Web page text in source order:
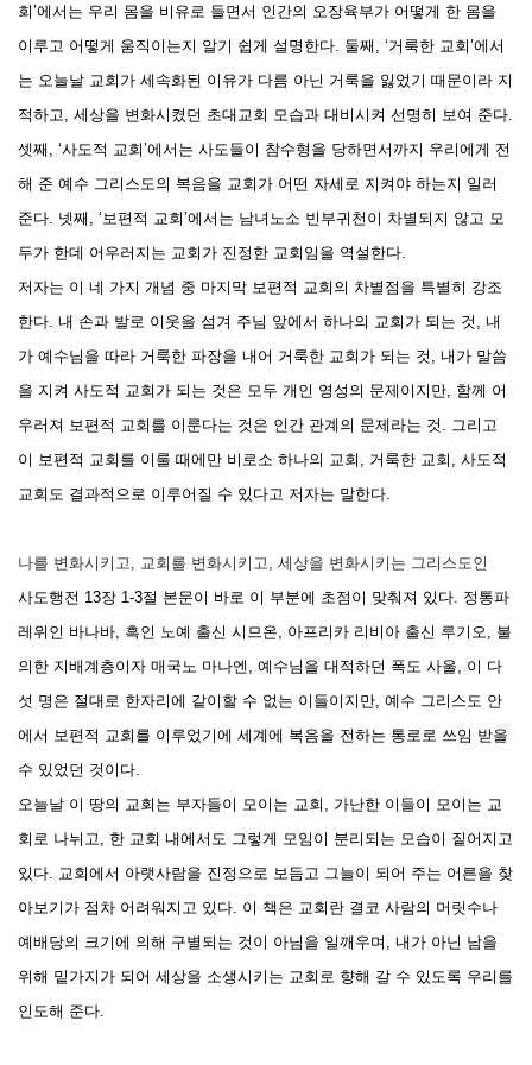
회’에서는 우리 몸을 비유로 들면서 인간의 오장육부가 어떻게 한 몸을
이루고 어떻게 움직이는지 알기 쉽게 설명한다. 둘째, ‘거룩한 교회’에서
는 오늘날 교회가 세속화된 이유가 다름 아닌 거룩을 잃었기 때문이라 지
적하고, 세상을 변화시켰던 초대교회 모습과 대비시켜 선명히 보여 준다.
셋째, ‘사도적 교회’에서는 사도들이 참수형을 당하면서까지 우리에게 전
해 준 예수 그리스도의 복음을 교회가 어떤 자세로 지켜야 하는지 일러
준다. 넷째, ‘보편적 교회’에서는 남녀노소 빈부귀천이 차별되지 않고 모
두가 한데 어우러지는 교회가 진정한 교회임을 역설한다.
저자는 이 네 가지 개념 중 마지막 보편적 교회의 차별점을 특별히 강조
한다. 내 손과 발로 이웃을 섬겨 주님 앞에서 하나의 교회가 되는 것, 내
가 예수님을 따라 거룩한 파장을 내어 거룩한 교회가 되는 것, 내가 말씀
을 지켜 사도적 교회가 되는 것은 모두 개인 영성의 문제이지만, 함께 어
우러져 보편적 교회를 이룬다는 것은 인간 관계의 문제라는 것. 그리고
이 보편적 교회를 이룰 때에만 비로소 하나의 교회, 거룩한 교회, 사도적
교회도 결과적으로 이루어질 수 있다고 저자는 말한다.
나를 변화시키고, 교회를 변화시키고, 세상을 변화시키는 그리스도인
사도행전 13장 1-3절 본문이 바로 이 부분에 초점이 맞춰져 있다. 정통파
레위인 바나바, 흑인 노예 출신 시므온, 아프리카 리비아 출신 루기오, 불
의한 지배계층이자 매국노 마나엔, 예수님을 대적하던 폭도 사울, 이 다
섯 명은 절대로 한자리에 같이할 수 없는 이들이지만, 예수 그리스도 안
에서 보편적 교회를 이루었기에 세계에 복음을 전하는 통로로 쓰임 받을
수 있었던 것이다.
오늘날 이 땅의 교회는 부자들이 모이는 교회, 가난한 이들이 모이는 교
회로 나뉘고, 한 교회 내에서도 그렇게 모임이 분리되는 모습이 짙어지고
있다. 교회에서 아랫사람을 진정으로 보듬고 그늘이 되어 주는 어른을 찾
아보기가 점차 어려워지고 있다. 이 책은 교회란 결코 사람의 머릿수나
예배당의 크기에 의해 구별되는 것이 아님을 일깨우며, 내가 아닌 남을
위해 밑가지가 되어 세상을 소생시키는 교회로 향해 갈 수 있도록 우리를
인도해 준다.